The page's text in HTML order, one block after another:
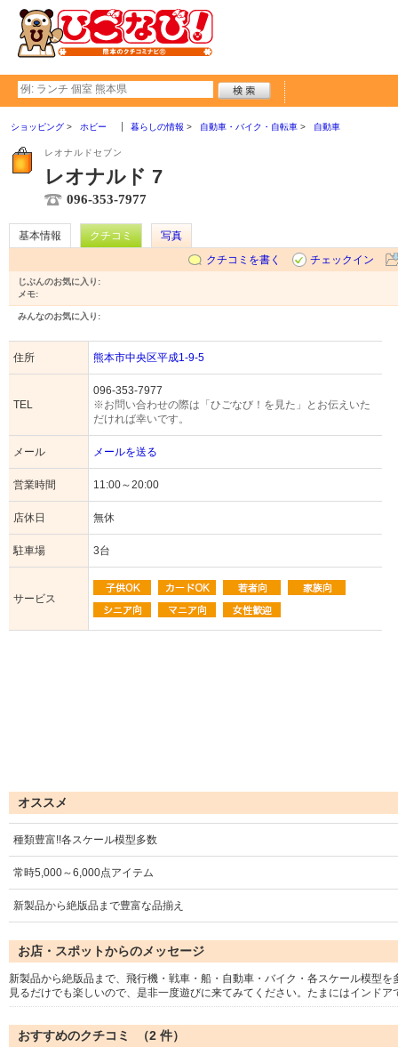
ショッピング ホビー 暮らしの情報 自動車・バイク・自転車 自動車
レオナルドセブン
レオナルド 7
096-353-7977
基本情報 クチコミ
写真
クチコミを書く
チェックイン
じぶんのお気に入り:
メモ:
みんなのお気に入り:
住所 熊本市中央区平成1-9-5
TEL
096-353-7977
※お問い合わせの際は「ひごなび！を見た」とお伝えいた
だければ幸いです。
メール メールを送る
営業時間 11:00～20:00
店休日 無休
駐車場 3台
サービス
オススメ
種類豊富!!各スケール模型多数
常時5,000～6,000点アイテム
新製品から絶版品まで豊富な品揃え
お店・スポットからのメッセージ
新製品から絶版品まで、飛行機・戦車・船・自動車・バイク・各スケール模型
見るだけでも楽しいので、是非一度遊びに来てみてください。たまにはインド
おすすめのクチコミ （2 件）